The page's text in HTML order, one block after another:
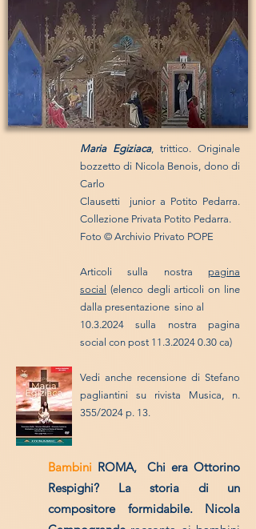
Maria Egiziaca, trittico. Originale
bozzetto di Nicola Benois, dono di
Carlo
Clausetti junior a Potito Pedarra.
Collezione Privata Potito Pedarra.
Foto © Archivio Privato POPE
Articoli sulla nostra pagina
social (elenco degli articoli on line
dalla presentazione sino al
10.3.2024 sulla nostra pagina
social con post 11.3.2024 0.30 ca)
Vedi anche recensione di Stefano
pagliantini su rivista Musica, n.
355/2024 p. 13.
Bambini ROMA,
Chi era Ottorino
Respighi? La storia di un
compositore formidabile. Nicola